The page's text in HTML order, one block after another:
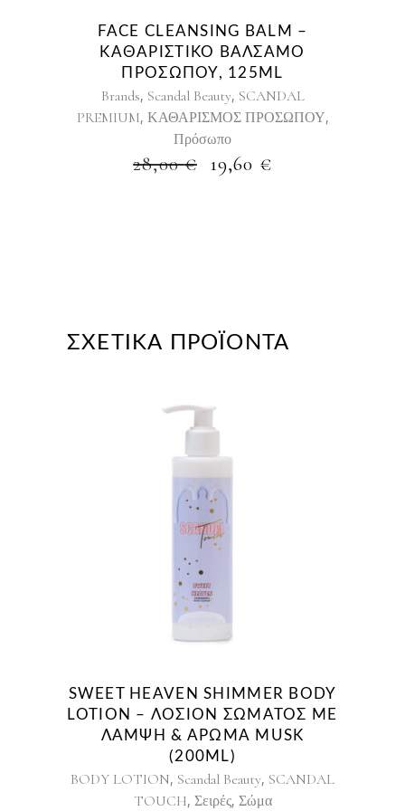
FACE CLEANSING BALM –
ΚΑΘΑΡΙΣΤΙΚΌ ΒΆΛΣΑΜΟ
ΠΡΟΣΏΠΟΥ, 125ML
Brands, Scandal Beauty, SCANDAL
PREMIUM, ΚΑΘΑΡΙΣΜΟΣ ΠΡΟΣΩΠΟΥ,
Πρόσωπο
28,00€ ORIGINAL
PRICE
19,60 €Η
ΣΧΕΤΙΚΆ ΠΡΟΪΌΝΤΑ
SWEET HEAVEN SHIMMER BODY
LOTION – ΛΟΣΙΌΝ ΣΏΜΑΤΟΣ ΜΕ
ΛΆΜΨΗ & ΆΡΩΜΑ MUSK
(200ML)
BODY LOTION, Scandal Beauty, SCANDAL
TOUCH, Σειρές, Σώμα